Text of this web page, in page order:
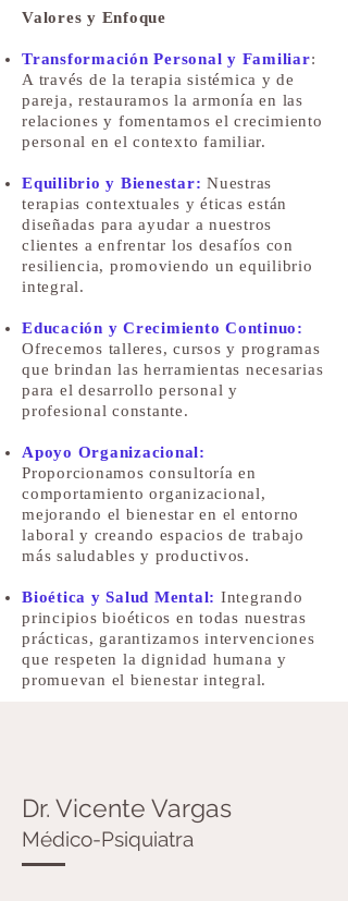
Valores y Enfoque
Transformación Personal y Familiar:
A través de la terapia sistémica y de
pareja, restauramos la armonía en las
relaciones y fomentamos el crecimiento
personal en el contexto familiar.
Equilibrio y Bienestar: Nuestras
terapias contextuales y éticas están
diseñadas para ayudar a nuestros
clientes a enfrentar los desafíos con
resiliencia, promoviendo un equilibrio
integral.
Educación y Crecimiento Continuo:
Ofrecemos talleres, cursos y programas
que brindan las herramientas necesarias
para el desarrollo personal y
profesional constante.
Apoyo Organizacional:
Proporcionamos consultoría en
comportamiento organizacional,
mejorando el bienestar en el entorno
laboral y creando espacios de trabajo
más saludables y productivos.
Bioética y Salud Mental: Integrando
principios bioéticos en todas nuestras
prácticas, garantizamos intervenciones
que respeten la dignidad humana y
promuevan el bienestar integral.
Dr. Vicente Vargas
Médico-Psiquiatra